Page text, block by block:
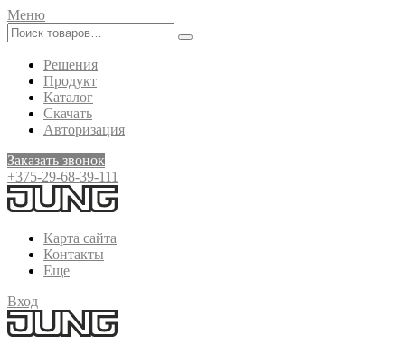
Меню
Решения
Продукт
Каталог
Скачать
Авторизация
Заказать звонок
+375-29-68-39-111
Карта сайта
Контакты
Еще
Вход